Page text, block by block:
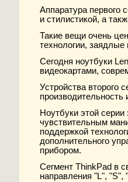
Аппаратура первого
и стилистикой, а
Такие вещи очень
технологии, заядлые
Сегодня ноутбуки
видеокартами,
Устройства второго
производительность
Ноутбуки этой
чувствительным
поддержкой
дополнительного
прибором.
Сегмент ThinkPad в
направления "L", "S",